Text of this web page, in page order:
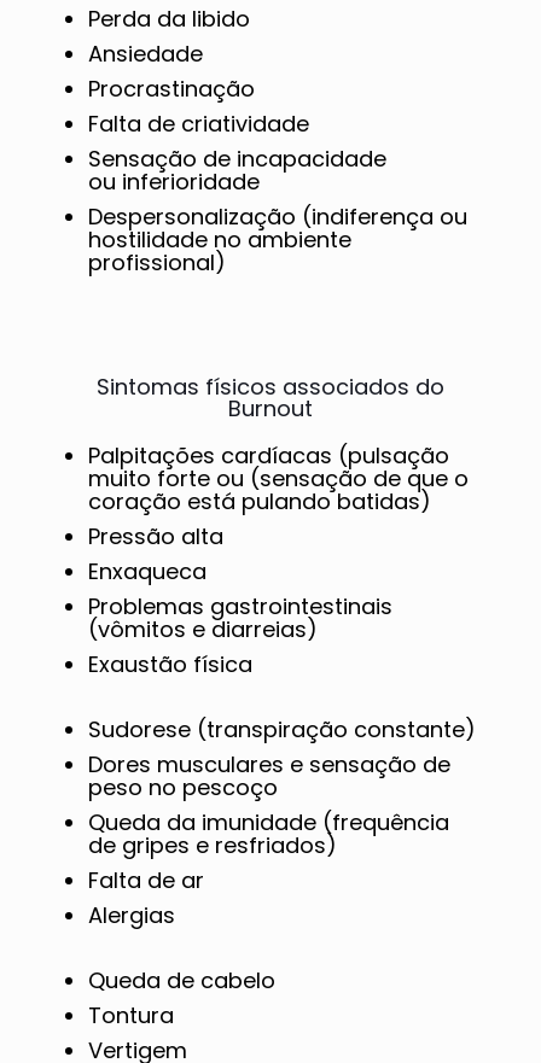
Perda da libido
Ansiedade
Procrastinação
Falta de criatividade
Sensação de incapacidade
ou inferioridade
Despersonalização (indiferença ou
hostilidade no ambiente
profissional)
Sintomas físicos associados do
Burnout
Palpitações cardíacas (pulsação
muito forte ou (sensação de que o
coração está pulando batidas)
Pressão alta
Enxaqueca
Problemas gastrointestinais
(vômitos e diarreias)
Exaustão física
Sudorese (transpiração constante)
Dores musculares e sensação de
peso no pescoço
Queda da imunidade (frequência
de gripes e resfriados)
Falta de ar
Alergias
Queda de cabelo
Tontura
Vertigem